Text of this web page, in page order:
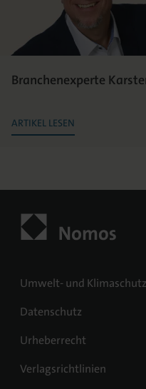
Branchenexperte
ARTIKEL LESEN
Umwelt- und Klimaschutz
Datenschutz
Urheberrecht
Verlagsrichtlinien